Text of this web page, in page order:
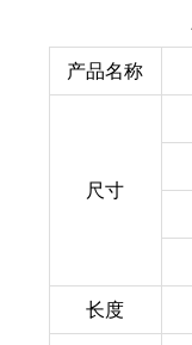
产品名称
尺寸
长度